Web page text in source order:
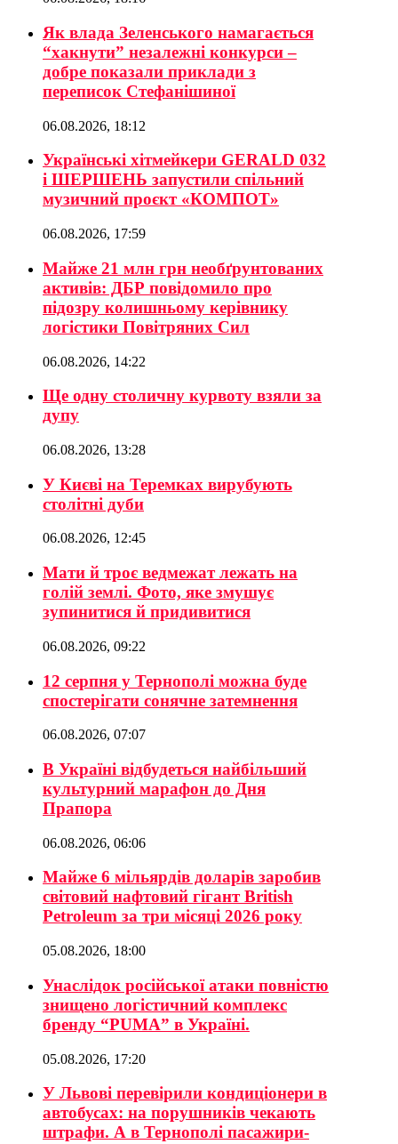
Як влада Зеленського намагається
“хакнути” незалежні конкурси –
добре показали приклади з
переписок Стефанішиної
06.08.2026, 18:12
Українські хітмейкери GERALD 032
і ШЕРШЕНЬ запустили спільний
музичний проєкт «КОМПОТ»
06.08.2026, 17:59
Майже 21 млн грн необґрунтованих
активів: ДБР повідомило про
підозру колишньому керівнику
логістики Повітряних Сил
06.08.2026, 14:22
Ще одну столичну курвоту взяли за
дупу
06.08.2026, 13:28
У Києві на Теремках вирубують
столітні дуби
06.08.2026, 12:45
Мати й троє ведмежат лежать на
голій землі. Фото, яке змушує
зупинитися й придивитися
06.08.2026, 09:22
12 серпня у Тернополі можна буде
спостерігати сонячне затемнення
06.08.2026, 07:07
В Україні відбудеться найбільший
культурний марафон до Дня
Прапора
06.08.2026, 06:06
Майже 6 мільярдів доларів заробив
світовий нафтовий гігант British
Petroleum за три місяці 2026 року
05.08.2026, 18:00
Унаслідок російської атаки повністю
знищено логістичний комплекс
бренду “PUMA” в Україні.
05.08.2026, 17:20
У Львові перевірили кондиціонери в
автобусах: на порушників чекають
штрафи. А в Тернополі пасажири-